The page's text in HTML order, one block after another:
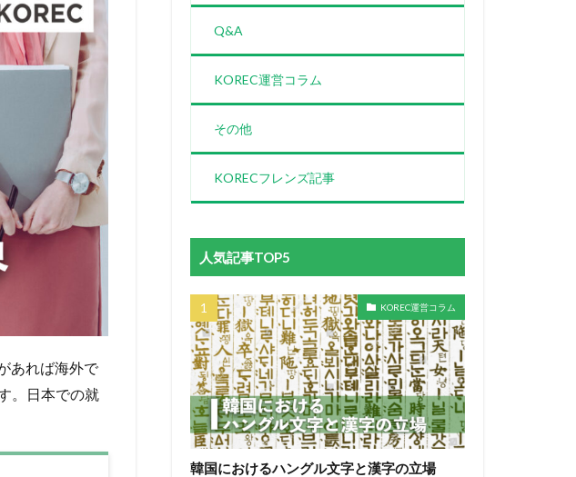
あれば海外で
。日本での就
Q&A
KOREC運営コラム
その他
KORECフレンズ記事
人気記事TOP5
KOREC運営コラム
韓国におけるハングル文字と漢字の立場